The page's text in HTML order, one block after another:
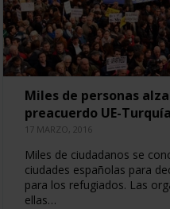
Miles de personas
preacuerdo UE-
17 MARZO, 2016
Miles de ciudadanos se
ciudades españolas para
para los refugiados. Las
ellas…